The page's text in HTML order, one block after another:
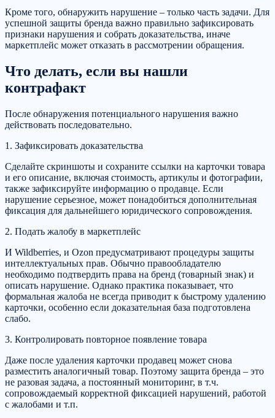
Кроме того, обнаружить нарушение – только часть задачи. Для
успешной защиты бренда важно правильно зафиксировать
признаки нарушения и собрать доказательства, иначе
маркетплейс может отказать в рассмотрении обращения.
Что делать, если вы нашли
контрафакт
После обнаружения потенциального нарушения важно
действовать последовательно.
1. Зафиксировать доказательства
Сделайте скриншоты и сохраните ссылки на карточки товара
и его описание, включая стоимость, артикулы и фотографии,
также зафиксируйте информацию о продавце. Если
нарушение серьезное, может понадобиться дополнительная
фиксация для дальнейшего юридического сопровождения.
2. Подать жалобу в маркетплейс
И Wildberries, и Ozon предусматривают процедуры защиты
интеллектуальных прав. Обычно правообладателю
необходимо подтвердить права на бренд (товарный знак) и
описать нарушение. Однако практика показывает, что
формальная жалоба не всегда приводит к быстрому удалению
карточки, особенно если доказательная база подготовлена
слабо.
3. Контролировать повторное появление товара
Даже после удаления карточки продавец может снова
разместить аналогичный товар. Поэтому защита бренда – это
не разовая задача, а постоянный мониторинг, в т.ч.
сопровождаемый корректной фиксацией нарушений, работой
с жалобами и т.п.